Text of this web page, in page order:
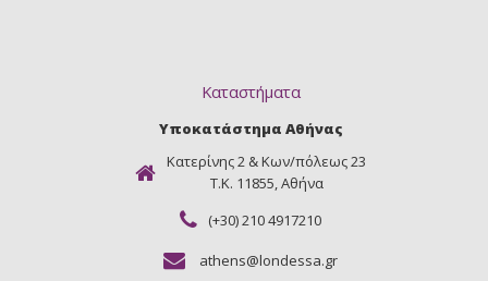
Καταστήματα
Υποκατάστημα Αθήνας
Κατερίνης 2 & Κων/πόλεως 23
Τ.Κ. 11855, Αθήνα
(+30) 210 4917210
athens@londessa.gr